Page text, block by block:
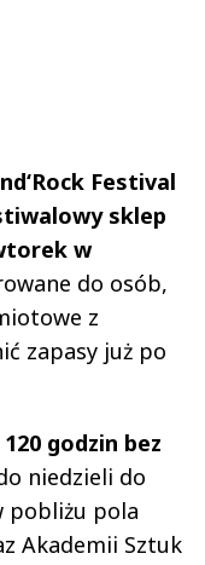
Festival
sklep
w
do osób,
z
zapasy już po
120 godzin bez
niedzieli do
pobliżu pola
Akademii Sztuk